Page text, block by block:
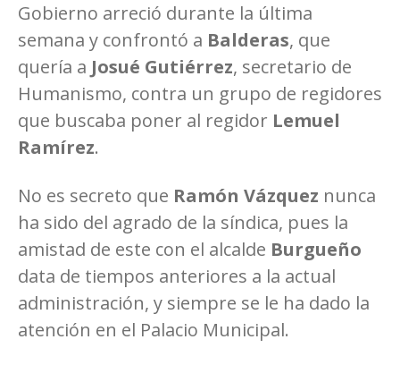
Gobierno arreció durante la última
semana y confrontó a Balderas, que
quería a Josué Gutiérrez, secretario de
Humanismo, contra un grupo de regidores
que buscaba poner al regidor Lemuel
Ramírez.
No es secreto que Ramón Vázquez nunca
ha sido del agrado de la síndica, pues la
amistad de este con el alcalde Burgueño
data de tiempos anteriores a la actual
administración, y siempre se le ha dado la
atención en el Palacio Municipal.